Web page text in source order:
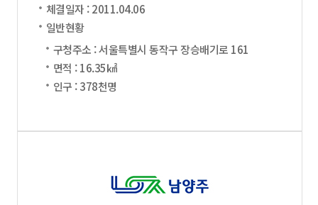
체결일자 : 2011.04.06
일반현황
구청주소 : 서울특별시 동작구 장승배기로 161
면적 : 16.35㎢
인구 : 378천명